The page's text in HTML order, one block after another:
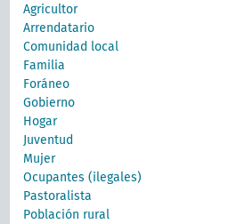
Agricultor
Arrendatario
Comunidad local
Familia
Foráneo
Gobierno
Hogar
Juventud
Mujer
Ocupantes (ilegales)
Pastoralista
Población rural